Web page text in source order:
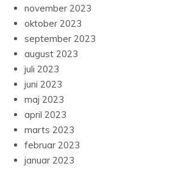
november 2023
oktober 2023
september 2023
august 2023
juli 2023
juni 2023
maj 2023
april 2023
marts 2023
februar 2023
januar 2023